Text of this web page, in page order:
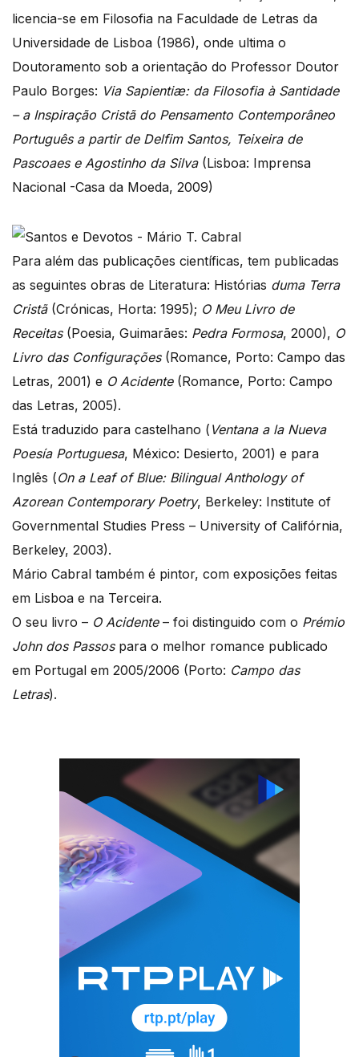
licencia-se em Filosofia na Faculdade de Letras da
Universidade de Lisboa (1986), onde ultima o
Doutoramento sob a orientação do Professor Doutor
Paulo Borges: Via Sapientiæ: da Filosofia à Santidade
– a Inspiração Cristã do Pensamento Contemporâneo
Português a partir de Delfim Santos, Teixeira de
Pascoaes e Agostinho da Silva(Lisboa: Imprensa
Nacional -Casa da Moeda, 2009)
Para além das publicações científicas, tem publicadas
as seguintes obras de Literatura: Histórias duma Terra
Cristã(Crónicas, Horta: 1995); O Meu Livro de
Receitas(Poesia, Guimarães: Pedra Formosa, 2000), O
Livro das Configurações(Romance, Porto: Campo das
Letras, 2001) e O Acidente(Romance, Porto: Campo
das Letras, 2005).
Está traduzido para castelhano ( Ventana a la Nueva
Poesía Portuguesa, México: Desierto, 2001) e para
Inglês (On a Leaf of Blue: Bilingual Anthology of
Azorean Contemporary Poetry, Berkeley: Institute of
Governmental Studies Press – University of Califórnia,
Berkeley, 2003).
Mário Cabral também é pintor, com exposições feitas
em Lisboa e na Terceira.
O seu livro – O Acidente– foi distinguido com o Prémio
John dos Passospara o melhor romance publicado
em Portugal em 2005/2006 (Porto: Campo das
Letras).